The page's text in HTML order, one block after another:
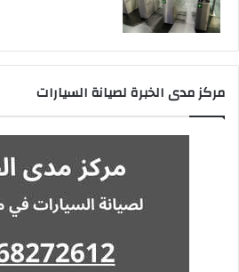
مركز مدى الخبرة لصيانة السيارات